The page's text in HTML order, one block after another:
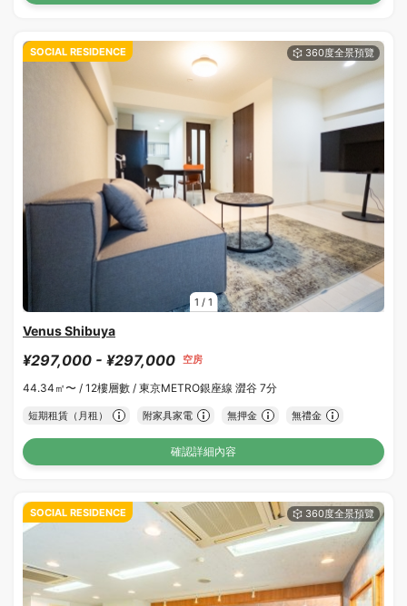
1 / 1
SOCIAL RESIDENCE
Venus Shibuya
¥297,000 - ¥297,000 空房
44.34㎡〜 / 12樓層數 / 東京METRO銀座線 澀谷 7分
短期租賃（月租） 附家具家電 無押金 無禮金
確認詳細內容
SOCIAL RESIDENCE